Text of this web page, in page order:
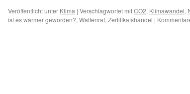
Veröffentlicht unter Klima | Verschlagwortet mitCO2, Klimawandel,
ist es wärmer geworden?, Wattenrat, Zertifikatshandel |